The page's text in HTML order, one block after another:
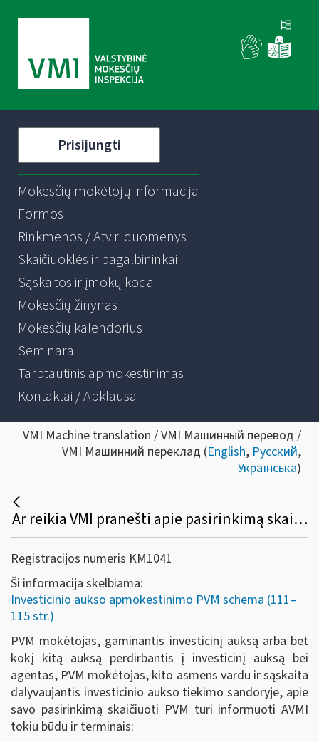
Prisijungti
Mokesčių mokėtojų informacija
Formos
Rinkmenos / Atviri duomenys
Skaičiuoklės ir pagalbininkai
Sąskaitos ir įmokų kodai
Mokesčių žinynas
Mokesčių kalendorius
Seminarai
Tarptautinis apmokestinimas
Kontaktai / Apklausa
VMI Machine translation / VMI Машинный перевод /
VMI Машинний переклад (English, Русский,
Українська)
Ar reikia VMI pranešti apie pasirinkimą skaičiuoti PVM už investicinį auksą ir kaip tai padaryti?
Registracijos numeris KM1041
Ši informacija skelbiama:
Investicinio aukso apmokestinimo PVM schema (111–
115 str.)
PVM mokėtojas, gaminantis investicinį auksą arba bet
kokį kitą auksą perdirbantis į investicinį auksą bei
agentas, PVM mokėtojas, kito asmens vardu ir sąskaita
dalyvaujantis investicinio aukso tiekimo sandoryje, apie
savo pasirinkimą skaičiuoti PVM turi informuoti AVMI
tokiu būdu ir terminais: